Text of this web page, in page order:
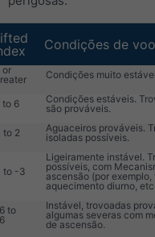
Condições de voo
or
Condições muito
to 6
Condições estáveis.
são prováveis.
to 2
Aguaceiros prováveis.
isoladas possíveis.
to -3
Ligeiramente instável.
possíveis, com
ascensão (por
aquecimento diurno,
to
Instável, trovoadas
algumas severas com
de ascensão.